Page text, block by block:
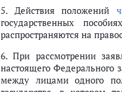
5. Действия положений
государственных
распространяются на
6. При рассмотрении
настоящего Федерального
между лицами одного